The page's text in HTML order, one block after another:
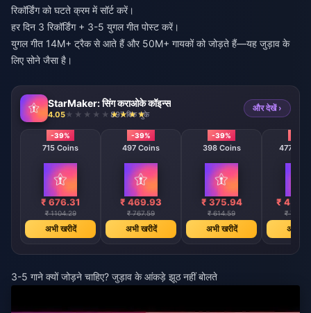
रिकॉर्डिंग को घटते क्रम में सॉर्ट करें।
हर दिन 3 रिकॉर्डिंग + 3-5 युगल गीत पोस्ट करें।
युगल गीत 14M+ ट्रैक से आते हैं और 50M+ गायकों को जोड़ते हैं—यह जुड़ाव के
लिए सोने जैसा है।
StarMaker: सिंग कराओके कॉइन्स
4.05 897 बिक चुके
और देखें ›
-39%
715 Coins
₹ 676.31
₹ 1104.29
अभी खरीदें
-39%
497 Coins
₹ 469.93
₹ 767.59
अभी खरीदें
-39%
398 Coins
₹ 375.94
₹ 614.59
अभी खरीदें
47746
₹
₹
अभी
3-5 गाने क्यों जोड़ने चाहिए? जुड़ाव के आंकड़े झूठ नहीं बोलते